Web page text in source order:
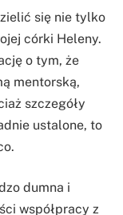
się nie tylko
córki Heleny.
o tym, że
mentorską,
szczegóły
ustalone, to
dumna i
współpracy z